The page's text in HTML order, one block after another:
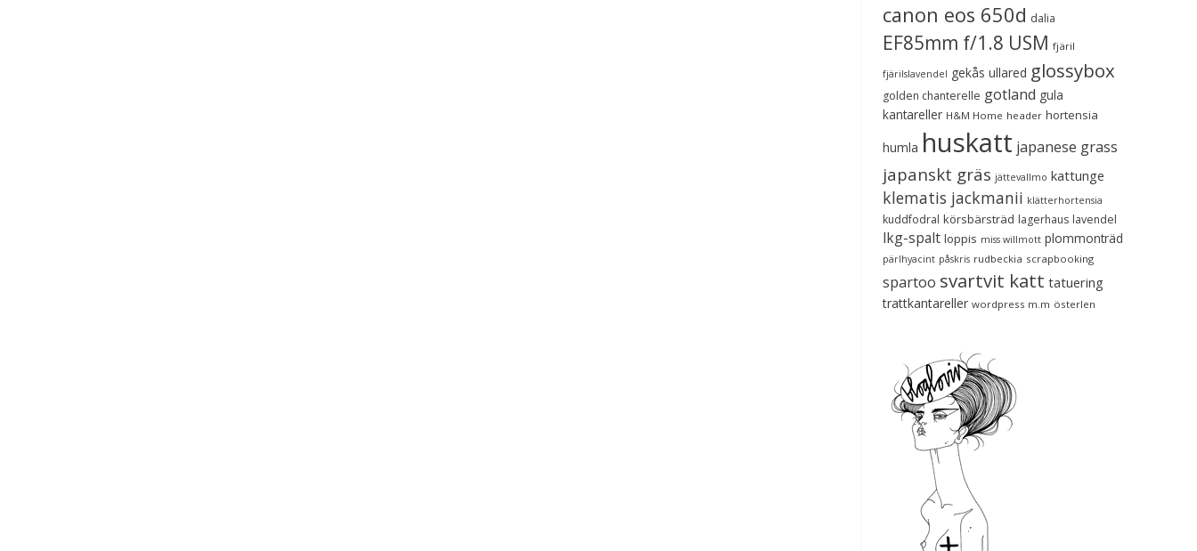
canon eos 650d dalia
EF85mm f/1.8 USM fjäril
fjärilslavendel gekås ullared glossybox
golden chanterelle gotland gula
kantareller H&M Home header hortensia
humla huskatt japanese grass
japanskt gräs jättevallmo kattunge
klematis jackmanii klätterhortensia
kuddfodral körsbärsträd lagerhaus lavendel
lkg-spalt loppis miss willmott plommonträd
pärlhyacint påskris rudbeckia scrapbooking
spartoo svartvit katt tatuering
trattkantareller wordpress m.m österlen